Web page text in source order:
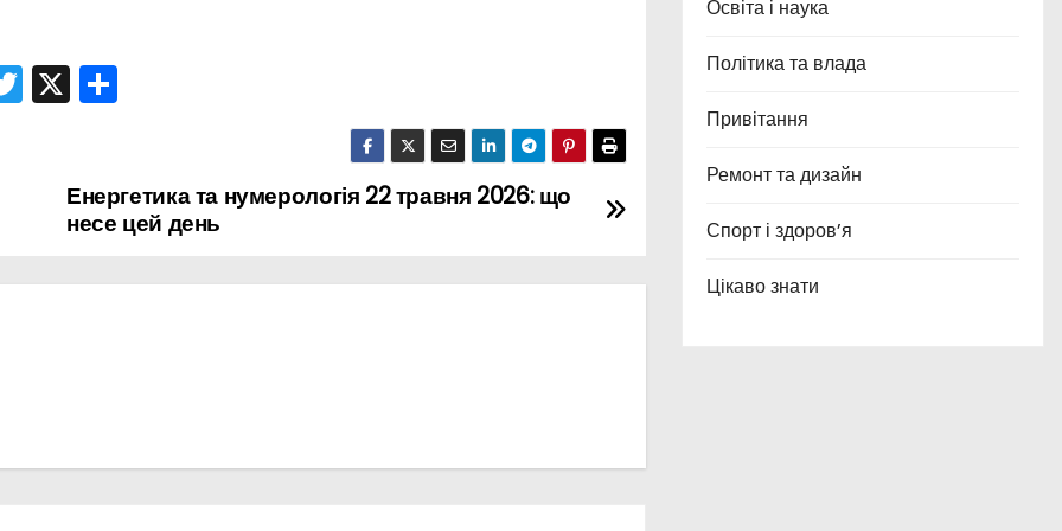
T
w
X
л
и
т
Енергетика та нумерологія 22 травня 2026: що
несе цей день
Освіта і наука
Політика та влада
Привітання
Ремонт та дизайн
Спорт і здоров’я
Цікаво знати